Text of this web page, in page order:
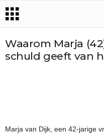
Waarom Marja
schuld geeft van
Marja van Dijk, een 42-jarige